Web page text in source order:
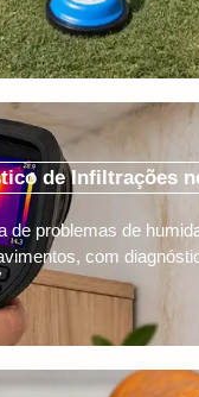
de Infiltrações
de problemas de
com